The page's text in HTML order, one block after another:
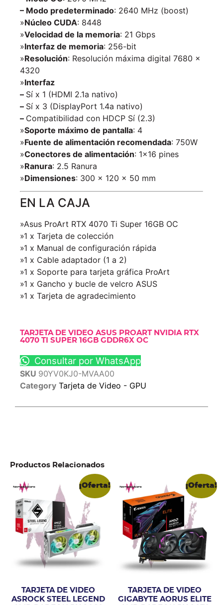
– Modo predeterminado: 2640 MHz (boost)
»Núcleo CUDA: 8448
»Velocidad de la memoria: 21 Gbps
»Interfaz de memoria: 256-bit
»Resolución: Resolución máxima digital 7680 x
4320
»Interfaz
– Sí x 1 (HDMI 2.1a nativo)
– Sí x 3 (DisplayPort 1.4a nativo)
– Compatibilidad con HDCP Sí (2.3)
»Soporte máximo de pantalla: 4
»Fuente de alimentación recomendada: 750W
»Conectores de alimentación: 1×16 pines
»Ranura: 2.5 Ranura
»Dimensiones: 300 x 120 x 50 mm
EN LA CAJA
»Asus ProArt RTX 4070 Ti Super 16GB OC
»1 x Tarjeta de colección
»1 x Manual de configuración rápida
»1 x Cable adaptador (1 a 2)
»1 x Soporte para tarjeta gráfica ProArt
»1 x Gancho y bucle de velcro ASUS
»1 x Tarjeta de agradecimiento
TARJETA DE VIDEO ASUS PROART NVIDIA RTX
4070 TI SUPER 16GB GDDR6X OC
Consultar por WhatsApp
SKU 90YV0KJ0-MVAA00
Category Tarjeta de Video - GPU
Productos Relacionados
¡Oferta!
TARJETA DE VIDEO
ASROCK STEEL LEGEND
¡Oferta!
TARJETA DE VIDEO
GIGABYTE AORUS ELITE